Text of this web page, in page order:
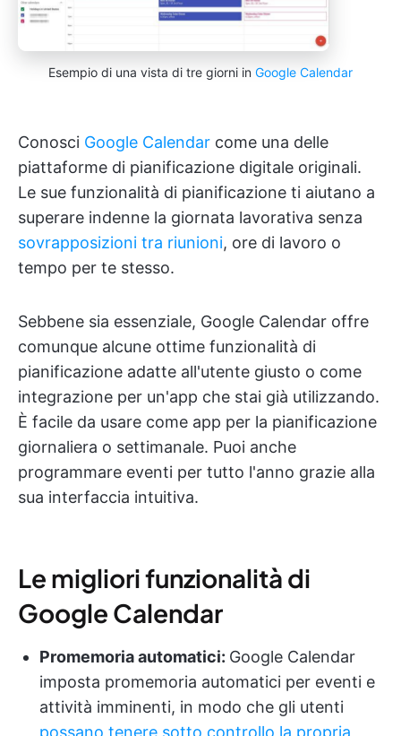
Esempio di una vista di tre giorni in Google Calendar
Conosci Google Calendar come una delle
piattaforme di pianificazione digitale originali.
Le sue funzionalità di pianificazione ti aiutano a
superare indenne la giornata lavorativa senza
sovrapposizioni tra riunioni, ore di lavoro o
tempo per te stesso.
Sebbene sia essenziale, Google Calendar offre
comunque alcune ottime funzionalità di
pianificazione adatte all'utente giusto o come
integrazione per un'app che stai già utilizzando.
È facile da usare come app per la pianificazione
giornaliera o settimanale. Puoi anche
programmare eventi per tutto l'anno grazie alla
sua interfaccia intuitiva.
Le migliori funzionalità di
Google Calendar
Promemoria automatici: Google Calendar
imposta promemoria automatici per eventi e
attività imminenti, in modo che gli utenti
possano tenere sotto controllo la propria